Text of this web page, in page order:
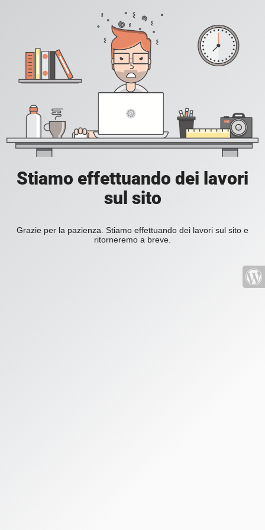
Stiamo effettuando dei lavori
sul sito
Grazie per la pazienza. Stiamo effettuando dei lavori sul sito e
ritorneremo a breve.